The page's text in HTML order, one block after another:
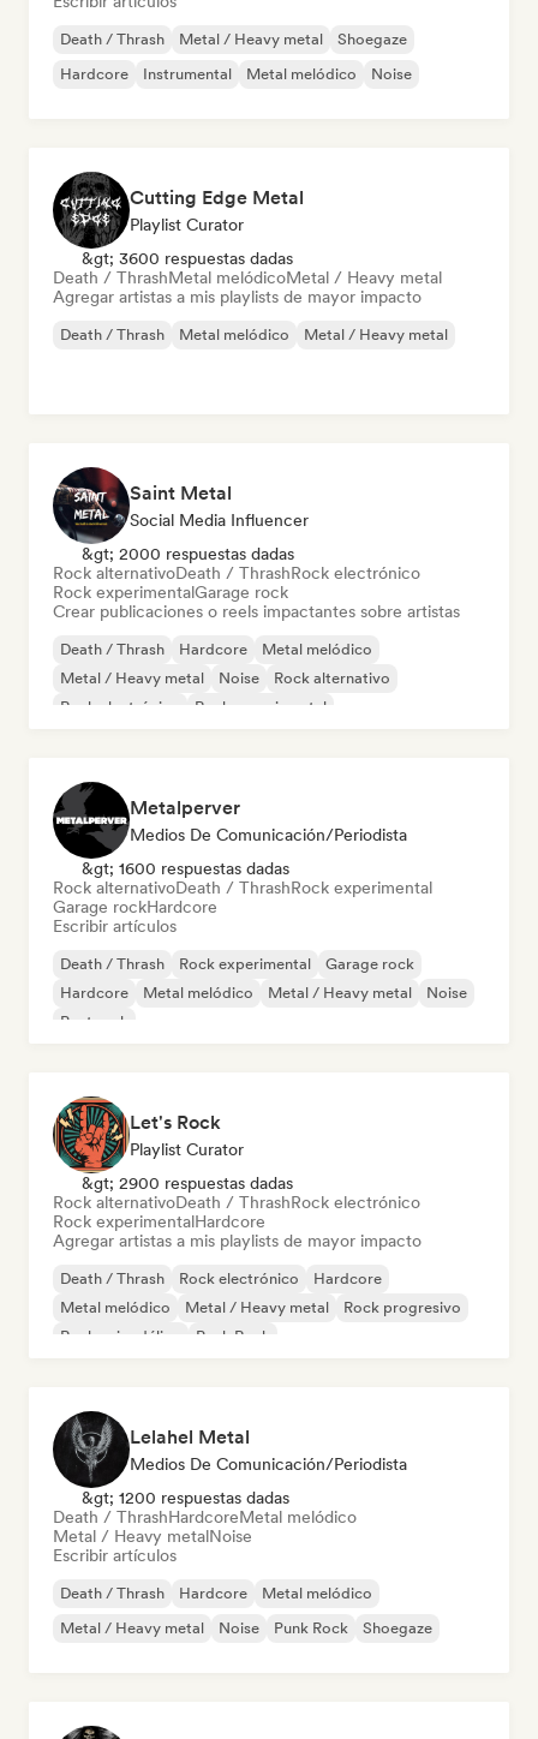
Death / Thrash Metal / Heavy metal
Shoegaze
Hardcore
Instrumental Metal melódico Noise
Cutting Edge Metal
Playlist Curator
&gt; 3600 respuestas dadas
Death / ThrashMetal melódicoMetal / Heavy metal
Agregar artistas a mis playlists de mayor impacto
Death / Thrash Metal melódico Metal / Heavy metal
Saint Metal
Social Media Influencer
&gt; 2000 respuestas dadas
Rock alternativoDeath / ThrashRock electrónico
Rock experimentalGarage rock
Crear publicaciones o reels impactantes sobre artistas
Death / Thrash Hardcore
Metal melódico
Metal / Heavy metal
Noise
Rock alternativo
Rock electrónico
Rock experimental
Metalperver
Medios De Comunicación/Periodista
&gt; 1600 respuestas dadas
Rock alternativoDeath / ThrashRock experimental
Garage rockHardcore
Escribir artículos
Death / Thrash Rock experimental
Garage rock
Hardcore
Metal melódico Metal / Heavy metal
Noise
Post rock
Let's Rock
Playlist Curator
&gt; 2900 respuestas dadas
Rock alternativoDeath / ThrashRock electrónico
Rock experimentalHardcore
Agregar artistas a mis playlists de mayor impacto
Death / Thrash Rock electrónico
Hardcore
Metal melódico
Metal / Heavy metal
Rock progresivo
Rock psicodélico
Punk Rock
Lelahel Metal
Medios De Comunicación/Periodista
&gt; 1200 respuestas dadas
Death / ThrashHardcoreMetal melódico
Metal / Heavy metalNoise
Escribir artículos
Death / Thrash Hardcore
Metal melódico
Metal / Heavy metal
Noise Punk Rock Shoegaze